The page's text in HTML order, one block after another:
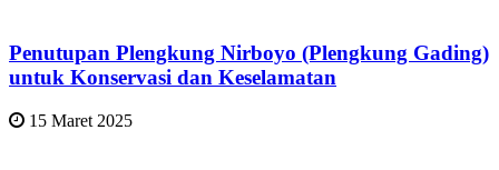
Penutupan Plengkung Nirboyo (Plengkung Gading)
untuk Konservasi dan Keselamatan
15 Maret 2025